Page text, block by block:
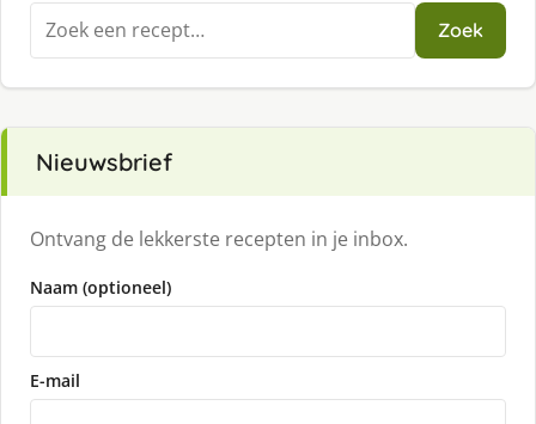
Zoeken
naar:
Zoek
Nieuwsbrief
Ontvang de lekkerste recepten in je inbox.
Naam (optioneel)
E-mail